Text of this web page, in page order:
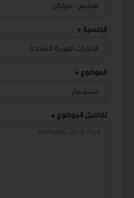
الجنسية
الموضوع
تفاصيل الموضوع